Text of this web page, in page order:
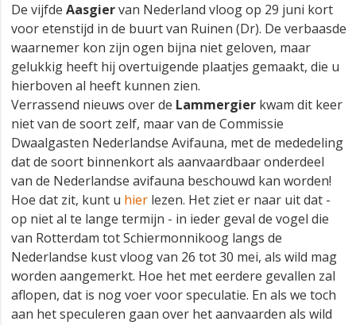
De vijfde Aasgiervan Nederland vloog op 29 juni kort
voor etenstijd in de buurt van Ruinen (Dr). De verbaasde
waarnemer kon zijn ogen bijna niet geloven, maar
gelukkig heeft hij overtuigende plaatjes gemaakt, die u
hierboven al heeft kunnen zien.
Verrassend nieuws over de Lammergier kwam dit keer
niet van de soort zelf, maar van de Commissie
Dwaalgasten Nederlandse Avifauna, met de mededeling
dat de soort binnenkort als aanvaardbaar onderdeel
van de Nederlandse avifauna beschouwd kan worden!
Hoe dat zit, kunt u hier lezen. Het ziet er naar uit dat -
op niet al te lange termijn - in ieder geval de vogel die
van Rotterdam tot Schiermonnikoog langs de
Nederlandse kust vloog van 26 tot 30 mei, als wild mag
worden aangemerkt. Hoe het met eerdere gevallen zal
aflopen, dat is nog voer voor speculatie. En als we toch
aan het speculeren gaan over het aanvaarden als wild